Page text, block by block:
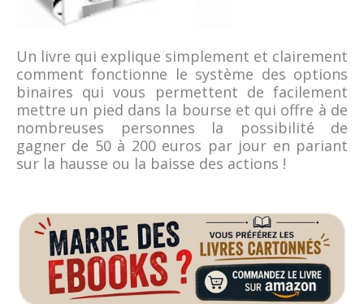
Un livre qui explique simplement et clairement
comment fonctionne le système des options
binaires qui vous permettent de facilement
mettre un pied dans la bourse et qui offre à de
nombreuses personnes la possibilité de
gagner de 50 à 200 euros par jour en pariant
sur la hausse ou la baisse des actions !